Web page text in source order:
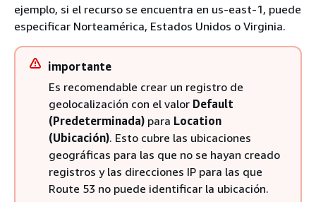
ejemplo, si el recurso se encuentra en us-east-1, puede
especificar Norteamérica, Estados Unidos o Virginia.
importante
Es recomendable crear un registro de
geolocalización con el valor Default
(Predeterminada) para Location
(Ubicación). Esto cubre las ubicaciones
geográficas para las que no se hayan creado
registros y las direcciones IP para las que
Route 53 no puede identificar la ubicación.